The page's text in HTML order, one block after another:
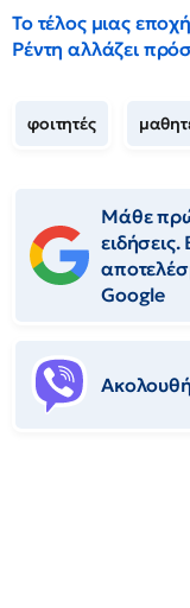
Το τέλος μιας
Ρέντη αλλάζει
φοιτητές
Μάθε
Google